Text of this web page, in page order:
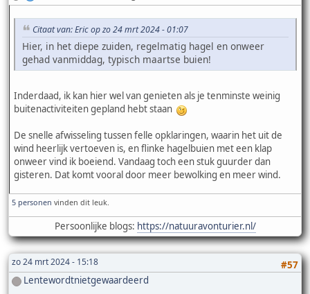
Citaat van: Eric op zo 24 mrt 2024 - 01:07
Hier, in het diepe zuiden, regelmatig hagel en onweer
gehad vanmiddag, typisch maartse buien!
Inderdaad, ik kan hier wel van genieten als je tenminste weinig
buitenactiviteiten gepland hebt staan
De snelle afwisseling tussen felle opklaringen, waarin het uit de
wind heerlijk vertoeven is, en flinke hagelbuien met een klap
onweer vind ik boeiend. Vandaag toch een stuk guurder dan
gisteren. Dat komt vooral door meer bewolking en meer wind.
5 personen vinden dit leuk.
Persoonlijke blogs: https://natuuravonturier.nl/
zo 24 mrt 2024 - 15:18
#57
Lentewordtnietgewaardeerd